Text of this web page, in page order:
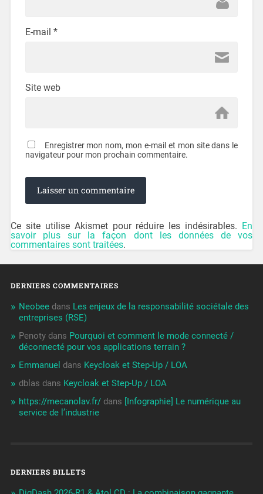
E-mail *
Site web
Enregistrer mon nom, mon e-mail et mon site dans le
navigateur pour mon prochain commentaire.
Ce site utilise Akismet pour réduire les indésirables. En
savoir plus sur la façon dont les données de vos
commentaires sont traitées.
DERNIERS COMMENTAIRES
Neobeedans Les enjeux de la responsabilité sociétale des
entreprises (RSE)
Penotydans Pourquoi et comment le mode connecté /
déconnecté pour vos applications terrain ?
Emmanuel dans Keycloak et Step-Up / LOA
dblas dans Keycloak et Step-Up / LOA
https://mecanolav.fr/dans
[Infographie] Le numérique au
service de l’industrie
DERNIERS BILLETS